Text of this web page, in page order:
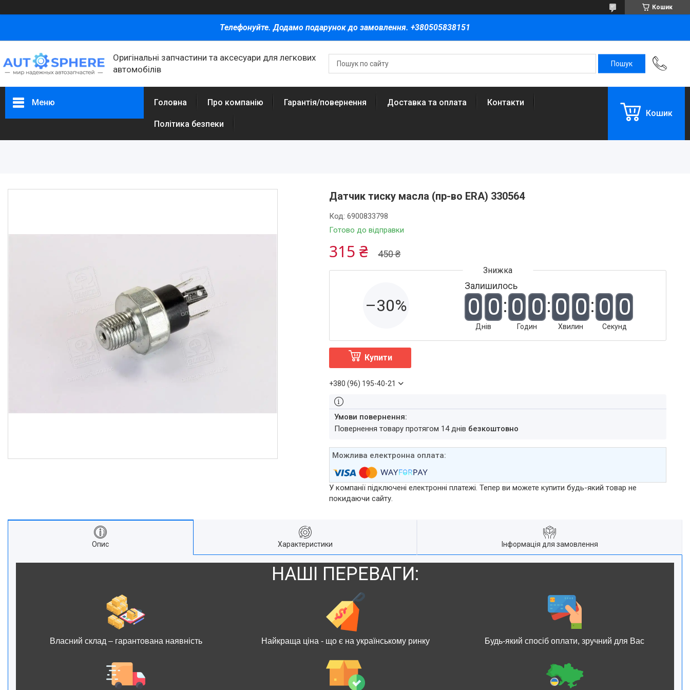
Кошик
Телефонуйте. Додамо подарунок до замовлення. +380505838151
Оригінальні запчастини та аксесуари для легкових
автомобілів
Меню Головна Про компанію Гарантія/повернення Доставка та оплата Контакти
Політика безпеки
Кошик
Датчик тиску масла (пр-во ERA) 330564
Готово до відправки
Код:6900833798
450 ₴
315 ₴
–30%
Залишилось
0 0
Днів
0 0
Годин
0 0
Хвилин
0 0
Секунд
Купити
+380 (96) 195-40-21
повернення товару протягом 14 днів безкоштовно
У компанії підключені електронні платежі. Тепер ви можете купити будь-який товар не
покидаючи сайту.
Опис Характеристики Інформація для замовлення
НАШІ ПЕРЕВАГИ:
Власний склад – гарантована наявність Найкраща ціна - що є на українському ринку Будь-який спосіб оплати, зручний для Вас